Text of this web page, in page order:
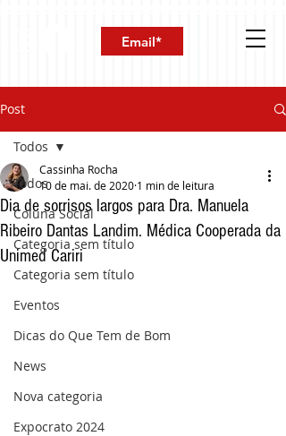
Post
Todos
Coluna Social
Categoria sem título
Categoria sem título
Eventos
Dicas do Que Tem de Bom
News
Nova categoria
Expocrato 2024
Todos
Dia de sorrisos largos para Dra. Manuela
Ribeiro Dantas Landim. Médica Cooperada da
Unimed Cariri
Cassinha Rocha
10 de mai. de 2020 1 min de leitura